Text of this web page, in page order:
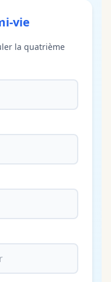
vie
la quatrième